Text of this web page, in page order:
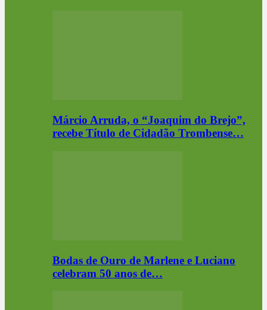
Márcio Arruda, o “Joaquim do Brejo”,
recebe Título de Cidadão Trombense…
Bodas de Ouro de Marlene e Luciano
celebram 50 anos de…